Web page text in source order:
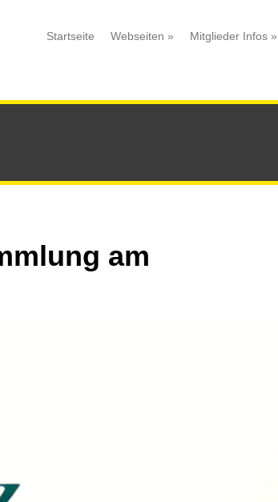
Startseite Webseiten » Mitglieder Infos »
am